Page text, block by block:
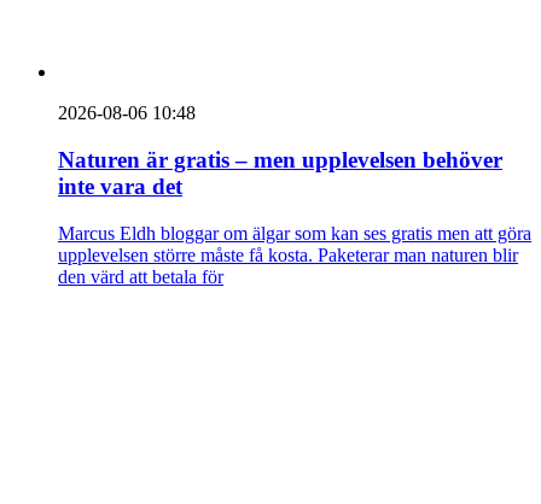
2026-08-06 10:48
Naturen är gratis – men upplevelsen behöver
inte vara det
Marcus Eldh bloggar om älgar som kan ses gratis men att göra
upplevelsen större måste få kosta. Paketerar man naturen blir
den värd att betala för